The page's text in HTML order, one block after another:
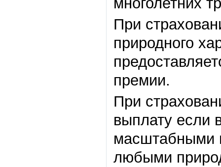
При
природного
премии.
При
выплату если
масштабными
любыми